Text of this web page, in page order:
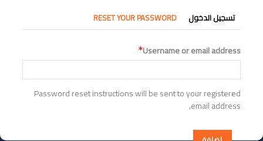
التبويبات
الأساسية
تسجيل الدخول RESET YOUR PASSWORD
Username or email address
Password reset instructions will be sent to your registered
email address.